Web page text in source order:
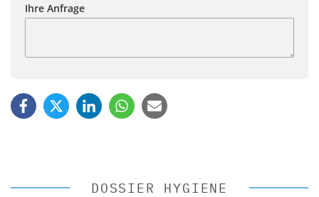
Ihre Anfrage
DOSSIER HYGIENE